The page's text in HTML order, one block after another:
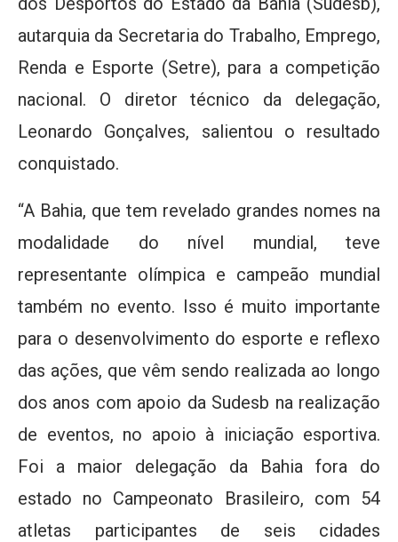
autarquia da Secretaria do Trabalho, Emprego,
Renda e Esporte (Setre), para a competição
nacional. O diretor técnico da delegação,
Leonardo Gonçalves, salientou o resultado
conquistado.
“A Bahia, que tem revelado grandes nomes na
modalidade do nível mundial, teve
representante olímpica e campeão mundial
também no evento. Isso é muito importante
para o desenvolvimento do esporte e reflexo
das ações, que vêm sendo realizada ao longo
dos anos com apoio da Sudesb na realização
de eventos, no apoio à iniciação esportiva.
Foi a maior delegação da Bahia fora do
estado no Campeonato Brasileiro, com 54
atletas participantes de seis cidades